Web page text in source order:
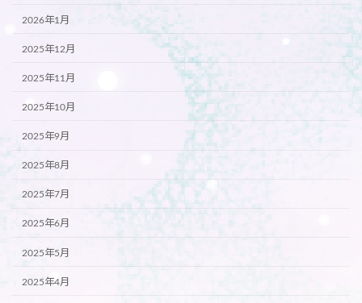
2026年1月
2025年12月
2025年11月
2025年10月
2025年9月
2025年8月
2025年7月
2025年6月
2025年5月
2025年4月